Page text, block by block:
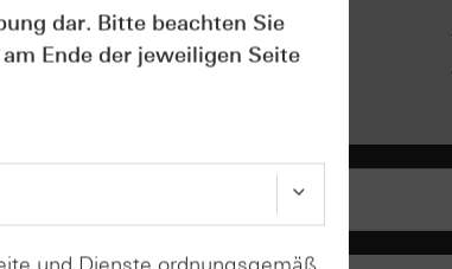
Kosten &
- Webinar
dar. Bitte beachten Sie
Ende der jeweiligen Seite